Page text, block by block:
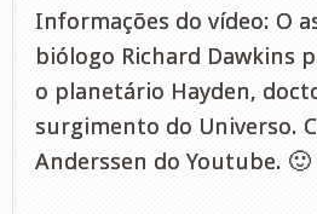
Informações do vídeo: O
biólogo Richard Dawkins
o planetário Hayden,
surgimento do Universo.
Anderssen do Youtube. 🙂